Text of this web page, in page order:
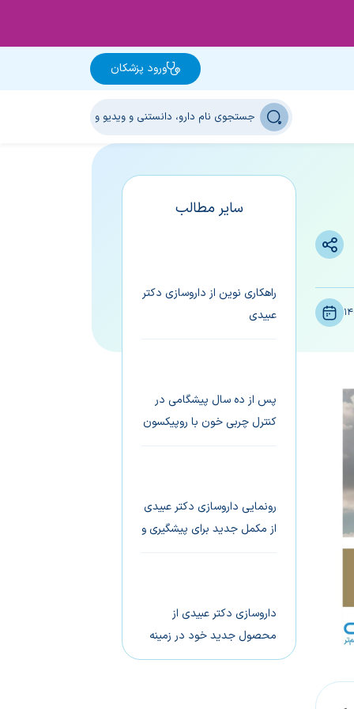
ورود پزشکان
سایر مطالب
راهکاری نوین از داروسازی دکتر
عبیدی
پس از ده سال پیشگامی در
کنترل چربی خون با روپیکسون
Plus)، جدیدترین راهکار
کاهش چربی خون، رونمایی
رونمایی داروسازی دکتر عبیدی
از مکمل جدید برای پیشگیری و
داروسازی دکتر عبیدی از
محصول جدید خود در زمینه
سلامت گوارش رونمایی کرد